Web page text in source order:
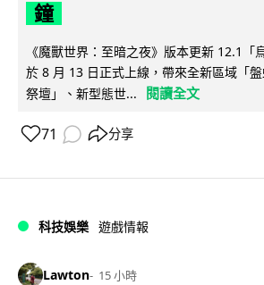
鐘
《魔獸世界：至暗之夜》版本更新 12.1「
於 8 月 13 日正式上線，帶來全新區域「
祭壇」、新型態世...
閱讀全文
71 分享
科技娛樂 遊戲情報
Lawton 15 小時